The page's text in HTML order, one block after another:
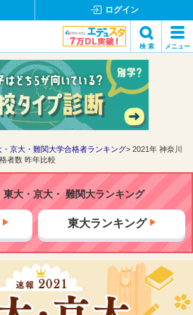
ログイン
検 索 メニュー
検索
・京大・難関大学合格者ランキング
2021年 神奈川
者数 昨年比較
東大・京大・ 難関大ランキング
東大ランキング